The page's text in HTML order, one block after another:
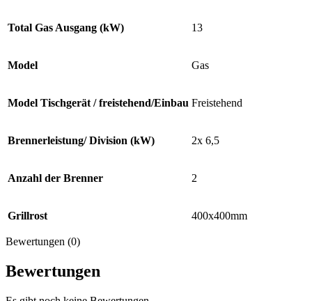
Total Gas Ausgang (kW) 13
Model Gas
Model Tischgerät / freistehend/Einbau Freistehend
Brennerleistung/ Division (kW) 2x 6,5
Anzahl der Brenner 2
Grillrost 400x400mm
Bewertungen (0)
Bewertungen